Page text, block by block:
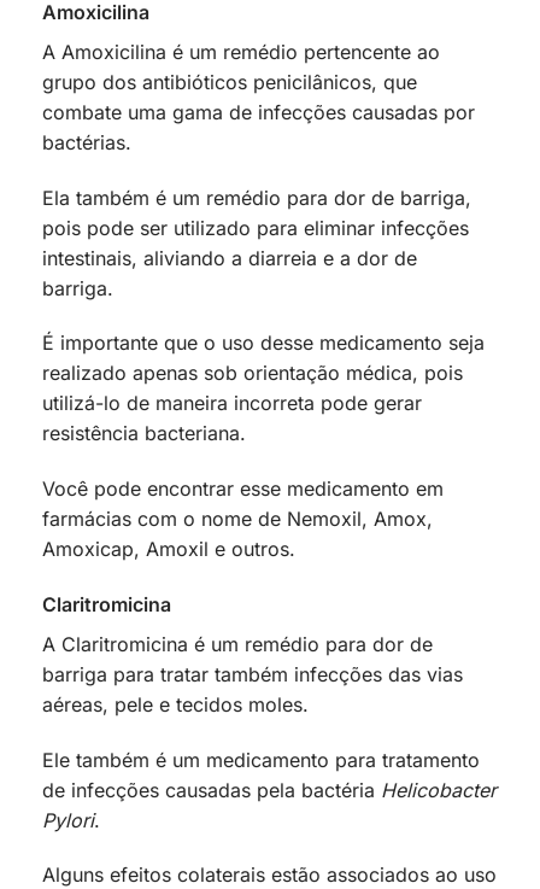
Amoxicilina
A Amoxicilina é um remédio pertencente ao
grupo dos antibióticos penicilânicos, que
combate uma gama de infecções causadas por
bactérias.
Ela também é um remédio para dor de barriga,
pois pode ser utilizado para eliminar infecções
intestinais, aliviando a diarreia e a dor de
barriga.
É importante que o uso desse medicamento seja
realizado apenas sob orientação médica, pois
utilizá-lo de maneira incorreta pode gerar
resistência bacteriana.
Você pode encontrar esse medicamento em
farmácias com o nome de Nemoxil, Amox,
Amoxicap, Amoxil e outros.
Claritromicina
A Claritromicina é um remédio para dor de
barriga para tratar também infecções das vias
aéreas, pele e tecidos moles.
Ele também é um medicamento para tratamento
de infecções causadas pela bactéria Helicobacter
Pylori.
Alguns efeitos colaterais estão associados ao uso